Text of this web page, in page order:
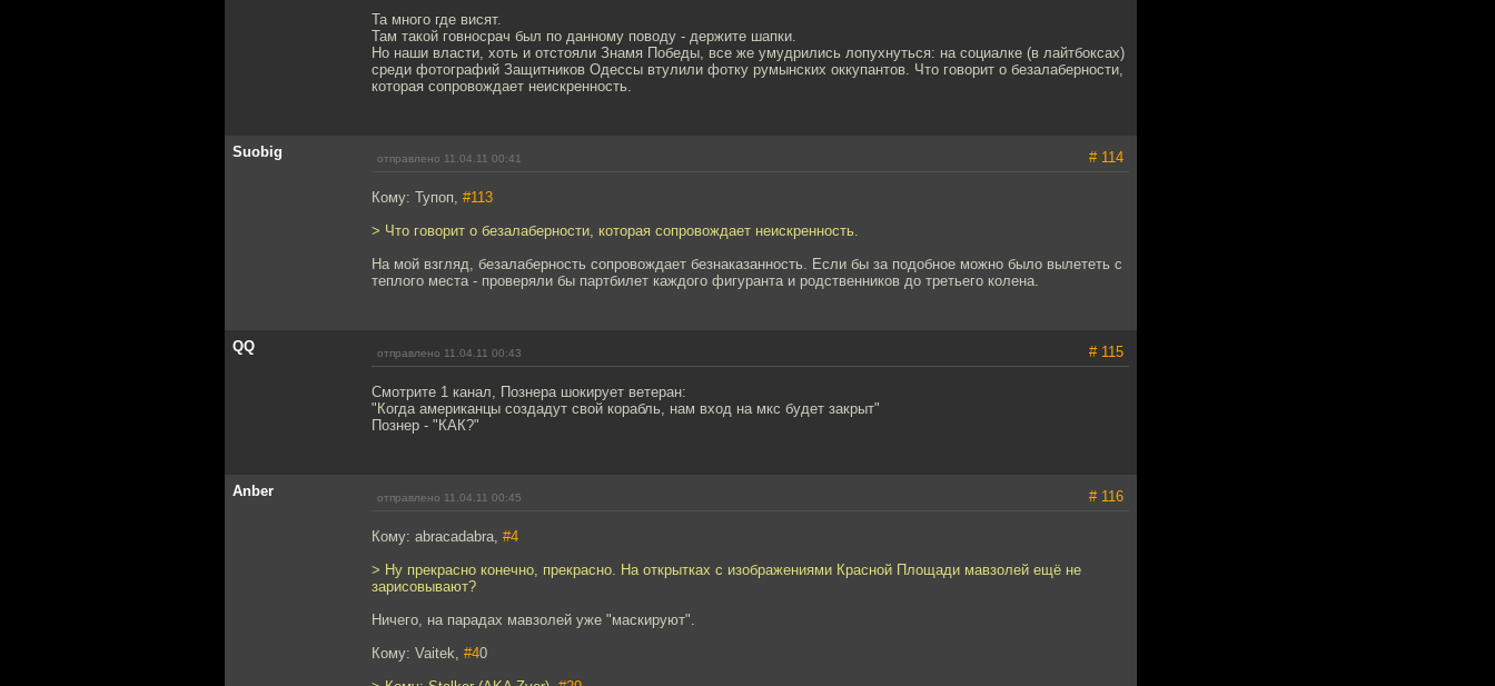
Та много где висят.
Там такой говносрач был по данному поводу - держите шапки.
Но наши власти, хоть и отстояли Знамя Победы, все же умудрились лопухнуться: на социалке (в лайтбоксах)
среди фотографий Защитников Одессы втулили фотку румынских оккупантов. Что говорит о безалаберности,
которая сопровождает неискренность.
Suobig отправлено 11.04.11 00:41 # 114
Кому: Тупоп, #113
> Что говорит о безалаберности, которая сопровождает неискренность.
На мой взгляд, безалаберность сопровождает безнаказанность. Если бы за подобное можно было вылететь с
теплого места - проверяли бы партбилет каждого фигуранта и родственников до третьего колена.
QQ отправлено 11.04.11 00:43 # 115
Смотрите 1 канал, Познера шокирует ветеран:
"Когда американцы создадут свой корабль, нам вход на мкс будет закрыт"
Познер - "КАК?"
Anber отправлено 11.04.11 00:45 # 116
Кому: abracadabra, #4
> Ну прекрасно конечно, прекрасно. На открытках с изображениями Красной Площади мавзолей ещё не
зарисовывают?
Ничего, на парадах мавзолей уже "маскируют".
Кому: Vaitek, #40